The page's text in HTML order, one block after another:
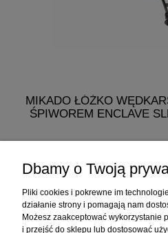
MIKADO ŁÓŻKO
ŚPIWOREM ENCLAVE
do
Dbamy o Twoją
Pliki cookies i pokrewne im
działanie strony i pomagają nam
Możesz zaakceptować wykorzystanie
i przejść do sklepu lub dostosować